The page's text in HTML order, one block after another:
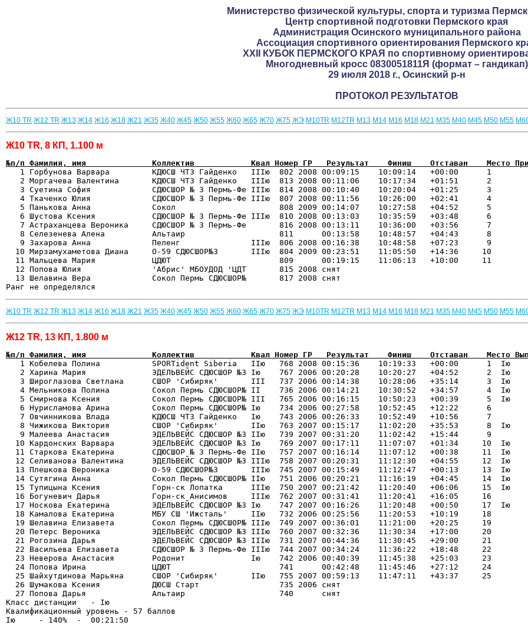
Министерство физической культуры, спорта и туризма
Центр спортивной подготовки Пермского края
Администрация Осинского муниципального района
Ассоциация спортивного ориентирования Пермского
XXII КУБОК ПЕРМСКОГО КРАЯ по спортивному
Многодневный кросс 0830051811Я (формат – гандикап)
29 июля 2018 г., Осинский р-н
ПРОТОКОЛ РЕЗУЛЬТАТОВ
Ж10 TR Ж12 TR Ж13 Ж14 Ж16 Ж18 Ж21 Ж35 Ж40 Ж45 Ж50 Ж55 Ж60 Ж65 Ж70 Ж75 ЖЭ М10TR М12TR М13 М14 М16 М18 М21 М35 М40 М45 М50 М55
Ж10 TR, 8 КП, 1.100 м
№п/п Фамилия, имя              Коллектив            Квал Номер ГР   Результат    Финиш    Отставан    Место
1 Горбунова Варвара         КДЮСШ ЧТЗ Гайденко   IIIю  802 2008 00:09:15    10:09:14   +00:00      1
   2 Моргачева Валентина       КДЮСШ ЧТЗ Гайденко   IIIю  813 2008 00:11:06    10:17:34   +01:51      2
   3 Суетина София             СДЮСШОР № 3 Пермь-Фе IIIю  814 2008 00:10:40    10:20:04   +01:25      3
   4 Ткаченко Юлия             СДЮСШОР № 3 Пермь-Фе IIIю  807 2008 00:11:56    10:26:00   +02:41      4
   5 Панькова Анна             Сокол                      808 2009 00:14:07    10:27:58   +04:52      5
   6 Шустова Ксения            СДЮСШОР № 3 Пермь-Фе IIIю  810 2008 00:13:03    10:35:59   +03:48      6
   7 Астраханцева Вероника     СДЮСШОР № 3 Пермь-Фе       816 2008 00:13:11    10:36:00   +03:56      7
   8 Селезенева Алена          Альтаир                    811      00:13:58    10:48:57   +04:43      8
   9 Захарова Анна             Пеленг               IIIю  806 2008 00:16:38    10:48:58   +07:23      9
  10 Мирзамухаметова Диана     O-59 СДЮСШОР№3       IIIю  804 2009 00:23:51    11:05:50   +14:36     10
  11 Мальцева Мария            ЦДЮТ                       809      00:19:15    11:06:13   +10:00     11
  12 Попова Юлия               'Абрис' МБОУДОД 'ЦДТ       815 2008 снят
  13 Шелавина Вера             Сокол Пермь СДЮСШОР№       817 2008 снят
Ж10 TR Ж12 TR Ж13 Ж14 Ж16 Ж18 Ж21 Ж35 Ж40 Ж45 Ж50 Ж55 Ж60 Ж65 Ж70 Ж75 ЖЭ М10TR М12TR М13 М14 М16 М18 М21 М35 М40 М45 М50 М55
Ж12 TR, 13 КП, 1.800 м
№п/п Фамилия, имя              Коллектив            Квал Номер ГР   Результат    Финиш    Отставан    Место
1 Кобелева Полина           SPORTident Siberia   IIю   768 2008 00:15:36    10:19:33   +00:00      1  Iю
   2 Харина Мария              ЭДЕЛЬВЕЙС СДЮСШОР №3 Iю    767 2006 00:20:28    10:20:27   +04:52      2  Iю
   3 Широглазова Светлана      СШОР 'Сибиряк'       III   737 2006 00:14:38    10:28:06   +35:14      3  Iю
   4 Мельникова Полина         Сокол Пермь СДЮСШОР№ II    736 2006 00:14:21    10:30:52   +34:57      4  Iю
   5 Смирнова Ксения           Сокол Пермь СДЮСШОР№ III   765 2006 00:16:15    10:50:23   +00:39      5  Iю
   6 Нурисламова Арина         Сокол Пермь СДЮСШОР№ Iю    734 2006 00:27:58    10:52:45   +12:22      6
   7 Овчинникова Влада         КДЮСШ ЧТЗ Гайденко   Iю    743 2006 00:26:33    10:52:49   +10:56      7
   8 Чижикова Виктория         СШОР 'Сибиряк'       IIю   763 2007 00:15:17    11:02:20   +35:53      8  Iю
   9 Малеева Анастасия         ЭДЕЛЬВЕЙС СДЮСШОР №3 IIю   739 2007 00:31:20    11:02:42   +15:44      9
  10 Кардонских Варвара        ЭДЕЛЬВЕЙС СДЮСШОР №3 Iю    769 2007 00:17:11    11:07:07   +01:34     10  Iю
  11 Старкова Екатерина        СДЮСШОР № 3 Пермь-Фе IIю   757 2007 00:16:14    11:07:12   +00:38     11  Iю
  12 Селиванова Валентина      ЭДЕЛЬВЕЙС СДЮСШОР №3 IIIю  758 2007 00:20:31    11:12:30   +04:55     12  Iю
  13 Плешкова Вероника         O-59 СДЮСШОР№3       IIIю  745 2007 00:15:49    11:12:47   +00:13     13  Iю
  14 Сутягина Анна             Сокол Пермь СДЮСШОР№ IIю   751 2006 00:20:21    11:16:19   +04:45     14  Iю
  15 Тупицына Ксения           Горн-ск Лопатка      IIIю  750 2007 00:21:42    11:20:40   +06:06     15  Iю
  16 Богуневич Дарья           Горн-ск Анисимов     IIIю  762 2007 00:31:41    11:20:41   +16:05     16
  17 Носкова Екатерина         ЭДЕЛЬВЕЙС СДЮСШОР №3 Iю    747 2007 00:16:26    11:20:48   +00:50     17  Iю
  18 Камалова Екатерина        МБУ СШ 'Ижсталь'     IIю   732 2006 00:25:56    11:20:53   +10:19     18
  19 Шелавина Елизавета        Сокол Пермь СДЮСШОР№ IIIю  749 2007 00:36:01    11:21:00   +20:25     19
  20 Петерс Вероника           ЭДЕЛЬВЕЙС СДЮСШОР №3 IIIю  760 2007 00:32:36    11:30:34   +17:00     20
  21 Рогозина Дарья            ЭДЕЛЬВЕЙС СДЮСШОР №3 IIIю  731 2007 00:44:36    11:30:45   +29:00     21
  22 Васильева Елизавета       СДЮСШОР № 3 Пермь-Фе IIIю  744 2007 00:34:24    11:36:22   +18:48     22
  23 Неверова Анастасия        Родонит              Iю    742 2006 00:40:39    11:45:38   +25:03     23
  24 Попова Ирина              ЦДЮТ                       741      00:42:48    11:45:46   +27:12     24
  25 Шайхутдинова Марьяна      СШОР 'Сибиряк'       IIю   755 2007 00:59:13    11:47:11   +43:37     25
  26 Шумакова Ксения           ДЮСШ Старт                 735 2006 снят
  27 Попова Дарья              Альтаир                    740      снят
Класс дистанции   - Iю
Квалификационный уровень - 57 баллов
Iю     - 140%  -  00:21:50